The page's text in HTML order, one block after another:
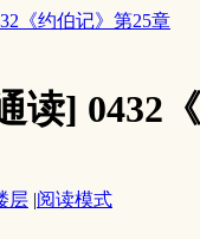
《约伯记》第25章
读] 0432
层 |阅读模式